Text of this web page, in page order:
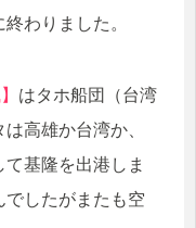
わりました。
はタホ船団（台湾
高雄か台湾か、
基隆を出港しま
したがまたも空